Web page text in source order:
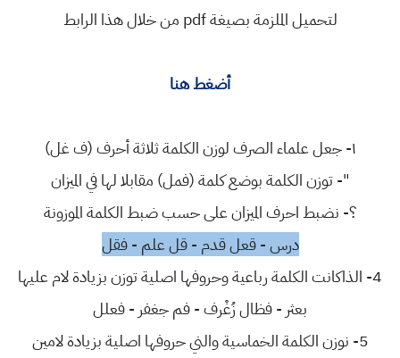
لتحميل الملزمة بصيغة pdf من خلال هذا الرابط
أضغط هنا
١- جعل علماء الصرف لوزن الكلمة ثلاثة أحرف (ف غل)
"- توزن الكلمة بوضع كلمة (فمل) مقابلا لها في الميزان
؟- نضبط احرف الميزان على حسب ضبط الكلمة الموزونة
درس - قعل قدم - قل علم - فقل
4- الذاكانت الكلمة رباعية وحروفها اصلية توزن بزيادة لام عليها
بعثر - فظال زُغْرف - فم جغفر - فعلل
5- نوزن الكلمة الخماسية والني حروفها اصلية بزيادة لامين